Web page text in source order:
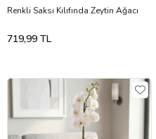
Renkli Saksı Kılıfında Zeytin Ağacı
719,99 TL